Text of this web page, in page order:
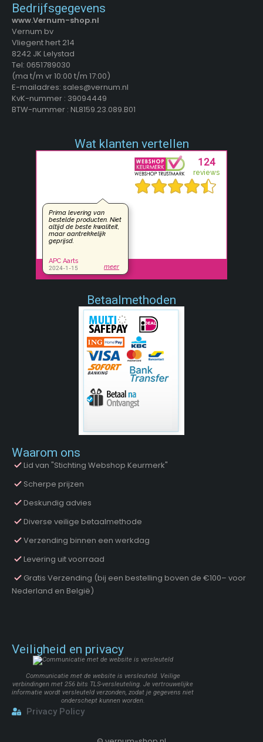
Bedrijfsgegevens
www.Vernum-shop.nl
Vernum bv
Vliegent hert 214
8242 JK Lelystad
Tel: 0651789030
(ma t/m vr 10:00 t/m 17:00)
E-mailadres: sales@vernum.nl
KvK-nummer : 39094449
BTW-nummer : NL8159.23.089.B01
Wat klanten vertellen
Betaalmethoden
Waarom ons
Lid van "Stichting Webshop Keurmerk"
Scherpe prijzen
Deskundig advies
Diverse veilige betaalmethode
Verzending binnen een werkdag
Levering uit voorraad
Gratis Verzending (bij een bestelling boven de €100– voor
Nederland en België)
Veiligheid en privacy
Communicatie met de website is versleuteld. Veilige
verbindingen met 256 bits TLS-versleuteling. Je vertrouwelijke
informatie wordt versleuteld verzonden, zodat je gegevens niet
onderschept kunnen worden.
Privacy Policy